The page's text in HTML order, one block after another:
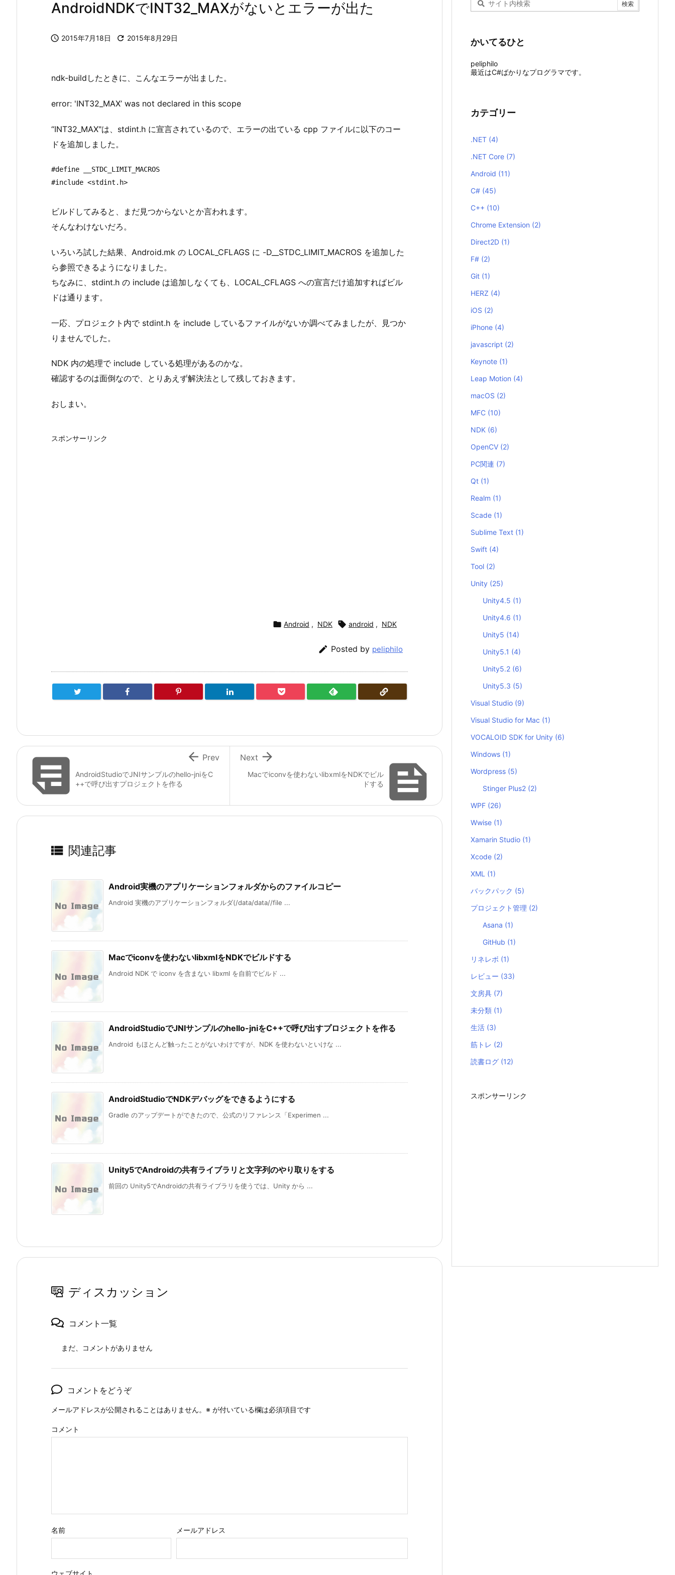
AndroidNDKでINT32_MAXがないとエラーが出た
 2015年7月18日  2015年8月29日
ndk-buildしたときに、こんなエラーが出ました。
error: 'INT32_MAX’ was not declared in this scope
“INT32_MAX"は、stdint.h に宣言されているので、エラーの出ている cpp ファイルに以下のコー
ドを追加しました。
#define __STDC_LIMIT_MACROS
ビルドしてみると、まだ見つからないとか言われます。
そんなわけないだろ。
いろいろ試した結果、Android.mk の LOCAL_CFLAGS に -D__STDC_LIMIT_MACROS を追加した
ら参照できるようになりました。
ちなみに、stdint.h の include は追加しなくても、LOCAL_CFLAGS への宣言だけ追加すればビル
ドは通ります。
一応、プロジェクト内で stdint.h を include しているファイルがないか調べてみましたが、見つか
りませんでした。
NDK 内の処理で include している処理があるのかな。
確認するのは面倒なので、とりあえず解決法として残しておきます。
おしまい。
スポンサーリンク
 Android , NDK  android , NDK
 Posted by peliphilo

Macでiconvを使わないlibxmlをNDKでビル
ドする

Next
AndroidStudioでJNIサンプルのhello-jniをC
++で呼び出すプロジェクトを作る
 Prev
 関連記事
Android実機のアプリケーションフォルダからのファイルコピー
Android 実機のアプリケーションフォルダ(/data/data//file ...
Macでiconvを使わないlibxmlをNDKでビルドする
Android NDK で iconv を含まない libxml を自前でビルド ...
AndroidStudioでJNIサンプルのhello-jniをC++で呼び出すプロジェクトを作る
Android もほとんど触ったことがないわけですが、NDK を使わないといけな ...
AndroidStudioでNDKデバッグをできるようにする
Gradle のアップデートができたので、公式のリファレンス「Experimen ...
Unity5でAndroidの共有ライブラリと文字列のやり取りをする
前回の Unity5でAndroidの共有ライブラリを使うでは、Unity から ...
ディスカッション
コメント一覧
まだ、コメントがありません
コメントをどうぞ
メールアドレスが公開されることはありません。 ※ が付いている欄は必須項目です
コメント
名前 メールアドレス
ウェブサイト
かいてるひと
peliphilo
最近はC#ばかりなプログラマです。
カテゴリー
.NET (4)
.NET Core (7)
Android (11)
C# (45)
C++ (10)
Chrome Extension (2)
Direct2D (1)
F# (2)
Git (1)
HERZ (4)
iOS (2)
iPhone (4)
javascript (2)
Keynote (1)
Leap Motion (4)
macOS (2)
MFC (10)
NDK (6)
OpenCV (2)
PC関連 (7)
Qt (1)
Realm (1)
Scade (1)
Sublime Text (1)
Swift (4)
Tool (2)
Unity (25)
Unity4.5 (1)
Unity4.6 (1)
Unity5 (14)
Unity5.1 (4)
Unity5.2 (6)
Unity5.3 (5)
Visual Studio (9)
Visual Studio for Mac (1)
VOCALOID SDK for Unity (6)
Windows (1)
Wordpress (5)
Stinger Plus2 (2)
WPF (26)
Wwise (1)
Xamarin Studio (1)
Xcode (2)
XML (1)
バックパック (5)
プロジェクト管理 (2)
Asana (1)
GitHub (1)
リネレボ (1)
レビュー (33)
文房具 (7)
未分類 (1)
生活 (3)
筋トレ (2)
読書ログ (12)
スポンサーリンク